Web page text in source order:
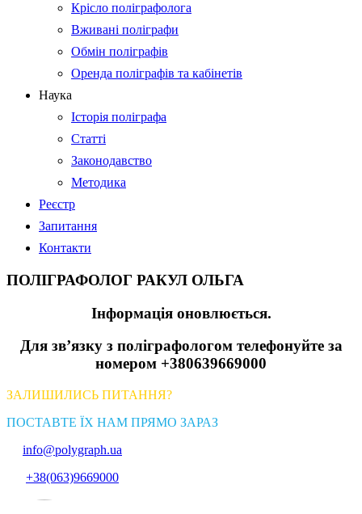
Крісло поліграфолога
Вживані поліграфи
Обмін поліграфів
Оренда поліграфів та кабінетів
Наука
Історія поліграфа
Статті
Законодавство
Методика
Реєстр
Запитання
Контакти
ПОЛІГРАФОЛОГ РАКУЛ ОЛЬГА
Інформація оновлюється.
Для зв’язку з поліграфологом телефонуйте за
номером +380639669000
ЗАЛИШИЛИСЬ ПИТАННЯ?
ПОСТАВТЕ ЇХ НАМ ПРЯМО ЗАРАЗ
info@polygraph.ua
+38(063)9669000